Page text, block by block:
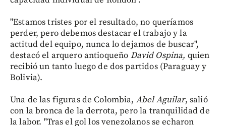
"Estamos tristes por el resultado, no queríamos
perder, pero debemos destacar el trabajo y la
actitud del equipo, nunca lo dejamos de buscar",
destacó el arquero antioqueño David Ospina, quien
recibió un tanto luego de dos partidos (Paraguay y
Bolivia).
Una de las figuras de Colombia, Abel Aguilar, salió
con la bronca de la derrota, pero la tranquilidad de
la labor. "Tras el gol los venezolanos se echaron